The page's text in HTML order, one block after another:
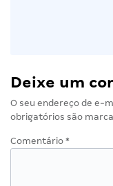
Deixe um
O seu endereço de e-
obrigatórios são
Comentário *